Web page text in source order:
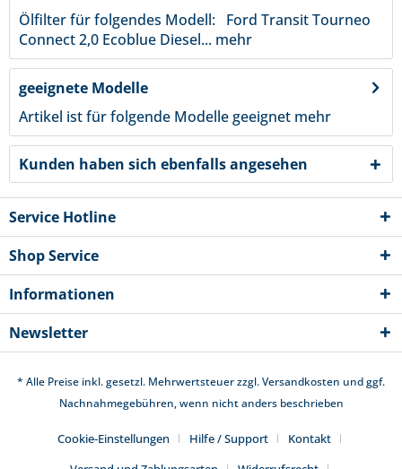
Ölfilter für folgendes Modell: Ford Transit Tourneo
Connect 2,0 Ecoblue Diesel... mehr
geeignete Modelle
Artikel ist für folgende Modelle geeignet mehr
Kunden haben sich ebenfalls angesehen
Service Hotline
Shop Service
Informationen
Newsletter
* Alle Preise inkl. gesetzl. Mehrwertsteuer zzgl.Versandkosten und ggf.
Nachnahmegebühren, wenn nicht anders beschrieben
Cookie-Einstellungen Hilfe / Support
Kontakt